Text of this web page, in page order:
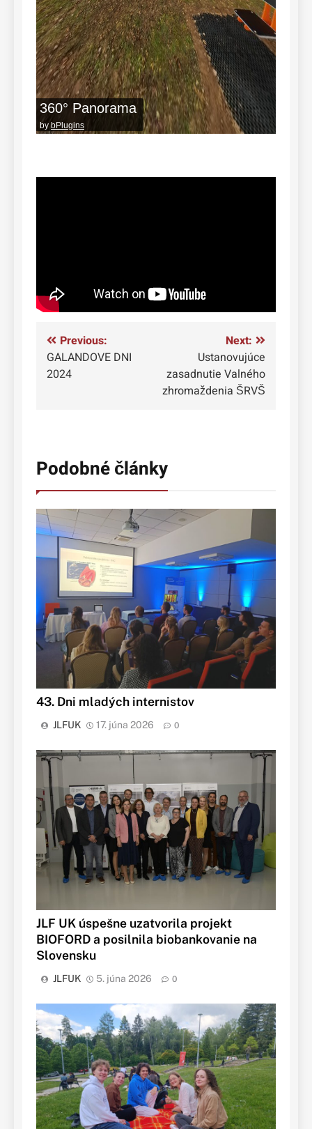
360° Panorama
bybPlugins
Navigácia
v
Previous:
GALANDOVE DNI
2024
Next:
Ustanovujúce
zasadnutie Valného
zhromaždenia ŠRVŠ
Podobné články
43. Dni mladých internistov
JLFUK 17. júna 2026 0
JLF UK úspešne uzatvorila projekt
BIOFORD a posilnila biobankovanie na
Slovensku
JLFUK 5. júna 2026 0